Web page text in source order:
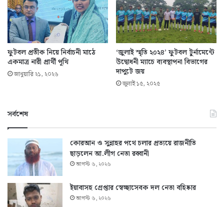
ফুটবল প্রতীক নিয়ে নির্বাচনী মাঠে
একমাত্র নারী প্রার্থী পূথি
জানুয়ারি ২১, ২০২৬
‘জুলাই স্মৃতি ২০২৪’ ফুটবল টুর্নামেন্টে
উদ্বোধনী ম্যাচে ব্যবস্থাপনা বিভাগের
দাপুটে জয়
জুলাই ১৫, ২০২৫
সর্বশেষ
কোরআন ও সুন্নাহর পথে চলার প্রত্যয়ে রাজনীতি
ছাড়লেন আ.লীগ নেতা রব্বানী
আগস্ট ৬, ২০২৬
ইয়াবাসহ গ্রেপ্তার স্বেচ্ছাসেবক দল নেতা বহিষ্কার
আগস্ট ৬, ২০২৬